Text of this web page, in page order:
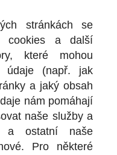
stránkách se
cookies a další
které mohou
údaje (např. jak
a jaký obsah
nám pomáhají
naše služby a
a ostatní naše
Pro některé